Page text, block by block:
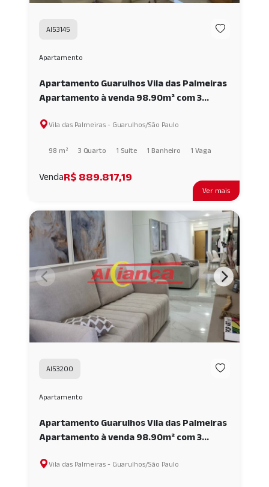
Ver mais
AI53145
Apartamento
Apartamento Guarulhos Vila das Palmeiras
Apartamento à venda 98.90m² com 3
Guarulhos/SP. AI53145
Vila das Palmeiras - Guarulhos/São Paulo
98 m² 3 Quarto 1 Suíte 1 Banheiro 1 Vaga
VendaR$ 889.817,19
AI53200
Apartamento
Apartamento Guarulhos Vila das Palmeiras
Apartamento à venda 98.90m² com 3
Guarulhos/SP. AI53200
Vila das Palmeiras - Guarulhos/São Paulo